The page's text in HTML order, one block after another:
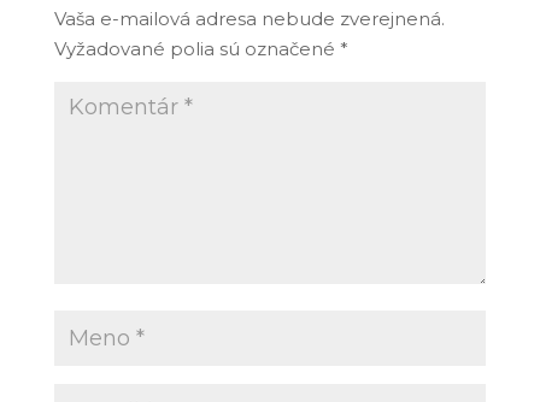
Vaša e-mailová adresa nebude zverejnená.
Vyžadované polia sú označené *